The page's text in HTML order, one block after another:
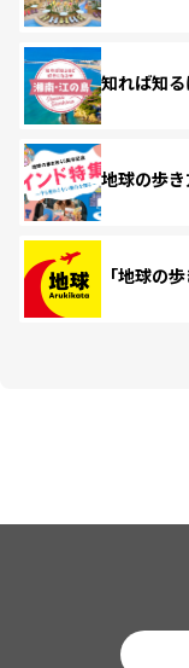
知れば知
地球の歩
「地球の